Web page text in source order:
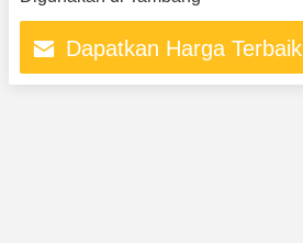
Dapatkan Harga Terbaik